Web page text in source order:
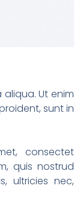
Ut enim
sunt in
consectet
quis nostrud
ultricies nec,